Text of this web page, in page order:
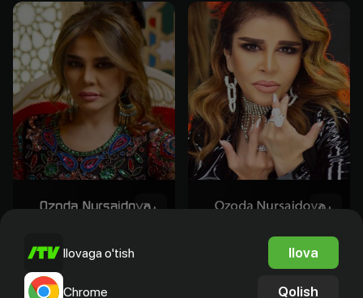
0 +
Oltin baliq
Bepul
0 +
So'yla Istanbul
Ilovaga o'tish Ilova
Chrome Qolish